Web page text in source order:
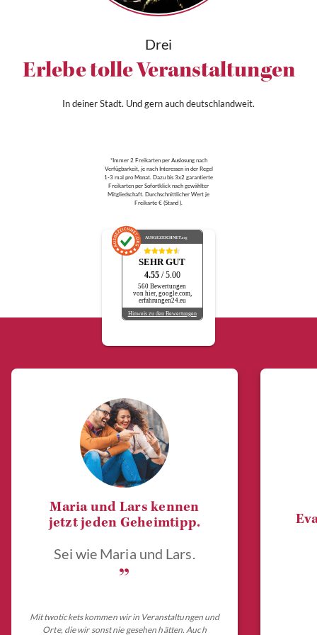
Drei
Erlebe tolle Veranstaltungen
In deiner Stadt. Und gern auch deutschlandweit.
*Immer 2 Freikarten per Auslosung nach
Verfügbarkeit, je nach Interessen in der Regel
1-3 mal pro Monat. Dazu bis 3x2 garantierte
Freikarten per Sofortklick nach gewählter
Mitgliedschaft. Durchschnittlicher Wert je
Freikarte € (Stand ).
AUSGEZEICHNET.org
SEHR GUT
4.55 / 5.00
560 Bewertungen
von hier, google.com,
erfahrungen24.eu
Hinweis zu den Bewertungen
Maria und Lars kennen
jetzt jeden Geheimtipp.
Sei wie Maria und Lars.
„
Mit twotickets kommen wir in Veranstaltungen und
Orte, die wir sonst nie gesehen hätten. Auch